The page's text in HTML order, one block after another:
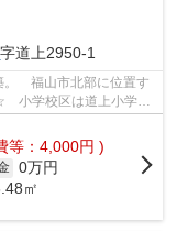
字道上2950-1
。 福山市北部に位置す
小学校区は道上小学校
等：4,000円 )
0万円
㎡